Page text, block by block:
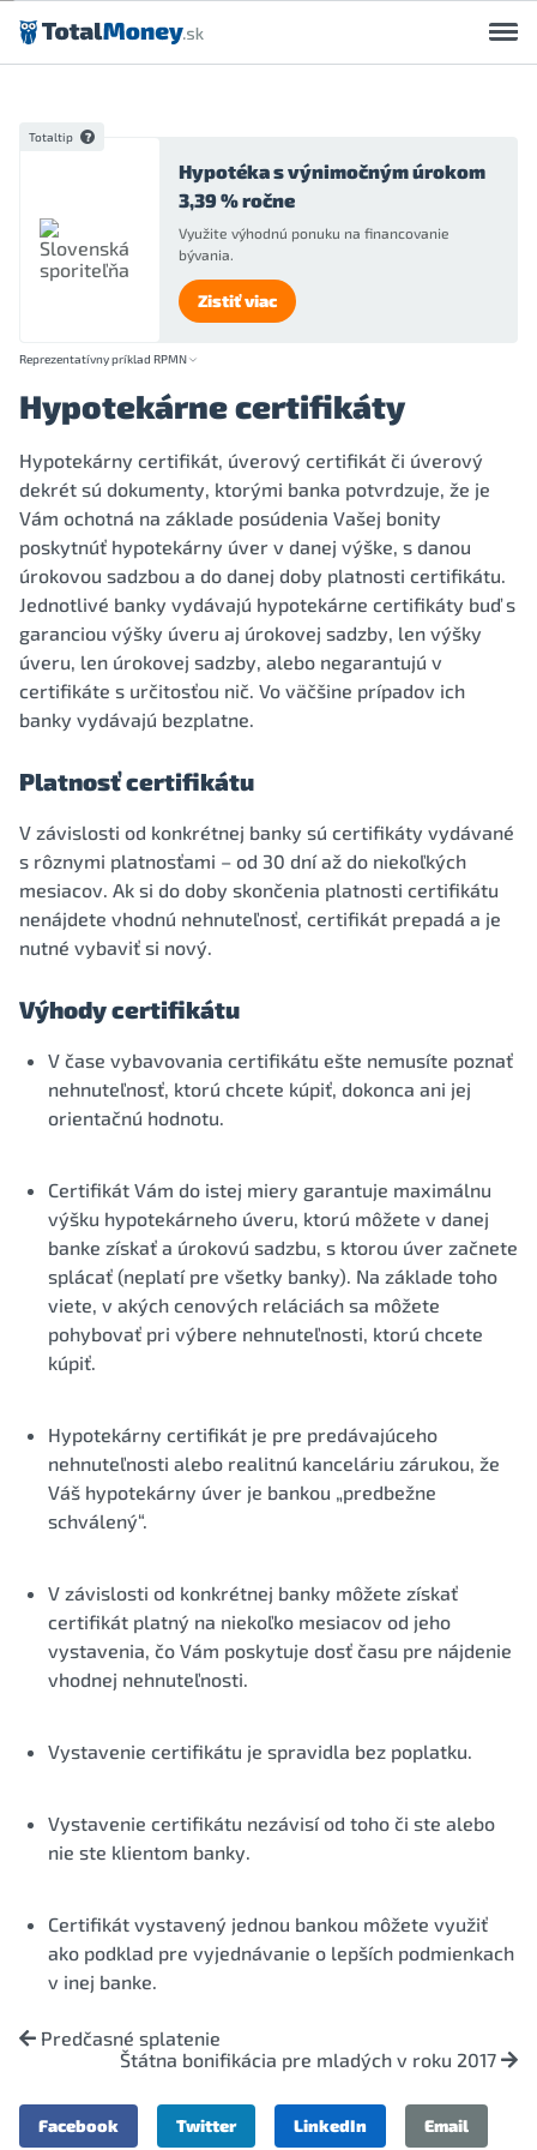
Preskočiť na obsah
Totaltip
Hypotéka s výnimočným úrokom
3,39 % ročne
Využite výhodnú ponuku na financovanie
bývania.
Zistiť viac
Reprezentatívny príklad RPMN
Hypotekárne certifikáty
Hypotekárny certifikát, úverový certifikát či úverový
dekrét sú dokumenty, ktorými banka potvrdzuje, že je
Vám ochotná na základe posúdenia Vašej bonity
poskytnúť hypotekárny úver v danej výške, s danou
úrokovou sadzbou a do danej doby platnosti certifikátu.
Jednotlivé banky vydávajú hypotekárne certifikáty buď s
garanciou výšky úveru aj úrokovej sadzby, len výšky
úveru, len úrokovej sadzby, alebo negarantujú v
certifikáte s určitosťou nič. Vo väčšine prípadov ich
banky vydávajú bezplatne.
Platnosť certifikátu
V závislosti od konkrétnej banky sú certifikáty vydávané
s rôznymi platnosťami – od 30 dní až do niekoľkých
mesiacov. Ak si do doby skončenia platnosti certifikátu
nenájdete vhodnú nehnuteľnosť, certifikát prepadá a je
nutné vybaviť si nový.
Výhody certifikátu
V čase vybavovania certifikátu ešte nemusíte poznať
nehnuteľnosť, ktorú chcete kúpiť, dokonca ani jej
orientačnú hodnotu.
Certifikát Vám do istej miery garantuje maximálnu
výšku hypotekárneho úveru, ktorú môžete v danej
banke získať a úrokovú sadzbu, s ktorou úver začnete
splácať (neplatí pre všetky banky). Na základe toho
viete, v akých cenových reláciách sa môžete
pohybovať pri výbere nehnuteľnosti, ktorú chcete
kúpiť.
Hypotekárny certifikát je pre predávajúceho
nehnuteľnosti alebo realitnú kanceláriu zárukou, že
Váš hypotekárny úver je bankou „predbežne
schválený“.
V závislosti od konkrétnej banky môžete získať
certifikát platný na niekoľko mesiacov od jeho
vystavenia, čo Vám poskytuje dosť času pre nájdenie
vhodnej nehnuteľnosti.
Vystavenie certifikátu je spravidla bez poplatku.
Vystavenie certifikátu nezávisí od toho či ste alebo
nie ste klientom banky.
Certifikát vystavený jednou bankou môžete využiť
ako podklad pre vyjednávanie o lepších podmienkach
v inej banke.
Predčasné splatenie
Štátna bonifikácia pre mladých v roku 2017
Facebook Twitter LinkedIn Email